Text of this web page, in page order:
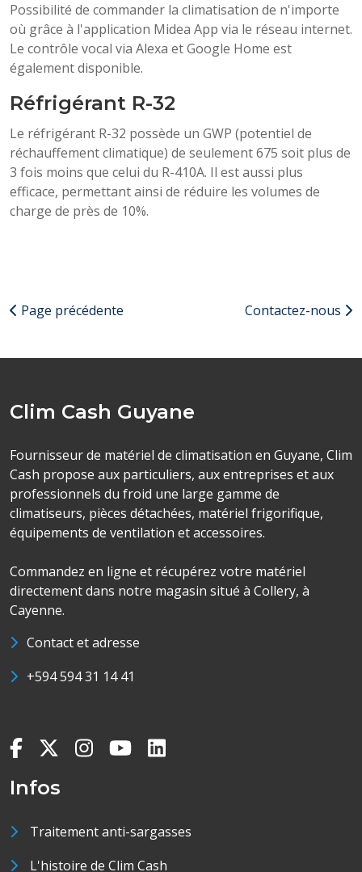
Possibilité de commander la climatisation de n'importe
où grâce à l'application Midea App via le réseau internet.
Le contrôle vocal via Alexa et Google Home est
également disponible.
Réfrigérant R-32
Le réfrigérant R-32 possède un GWP (potentiel de
réchauffement climatique) de seulement 675 soit plus de
3 fois moins que celui du R-410A. Il est aussi plus
efficace, permettant ainsi de réduire les volumes de
charge de près de 10%.
Page précédente Contactez-nous
Clim Cash Guyane
Fournisseur de matériel de climatisation en Guyane, Clim
Cash propose aux particuliers, aux entreprises et aux
professionnels du froid une large gamme de
climatiseurs, pièces détachées, matériel frigorifique,
équipements de ventilation et accessoires.
Commandez en ligne et récupérez votre matériel
directement dans notre magasin situé à Collery, à
Cayenne.
Contact et adresse
+594 594 31 14 41
Infos
Traitement anti-sargasses
L'histoire de Clim Cash